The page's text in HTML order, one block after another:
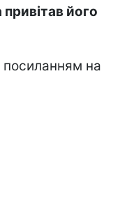
його
посиланням на